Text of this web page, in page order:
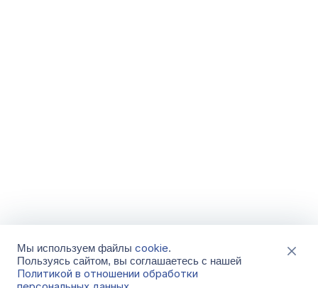
Мы используем файлы cookie.
Пользуясь сайтом, вы соглашаетесь с нашей
Политикой в отношении обработки